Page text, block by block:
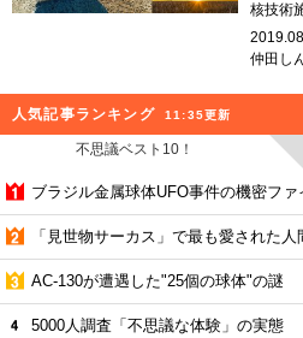
核技術
仲田し
人気記事ランキング 11:35更新
不思議ベスト10！
ブラジル金属球体UFO事件の機密ファ
「見世物サーカス」で最も愛された人
AC-130が遭遇した"25個の球体"の謎
5000人調査「不思議な体験」の実態